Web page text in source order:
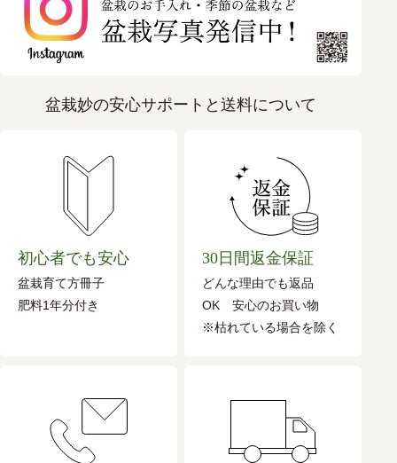
盆栽妙の安心サポートと送料について
初心者でも安心
盆栽育て方冊子
肥料1年分付き
30日間返金保証
どんな理由でも返品
OK 安心のお買い物
※枯れている場合を除く